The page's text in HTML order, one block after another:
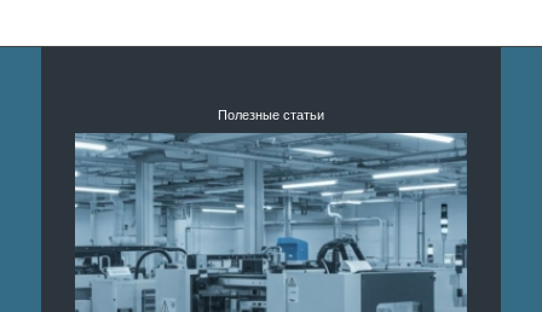
Полезные статьи